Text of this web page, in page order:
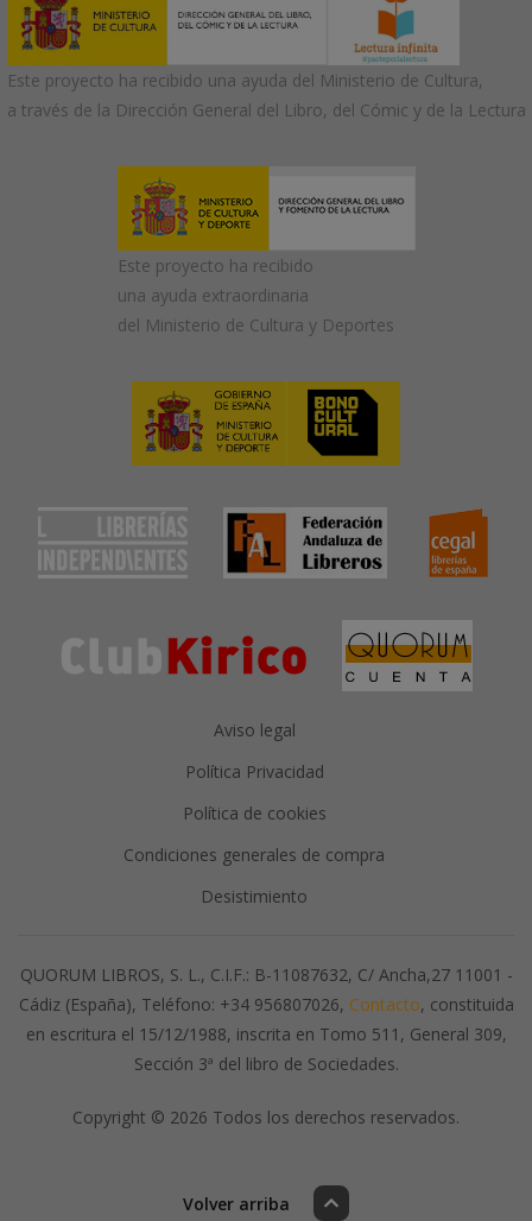
Este proyecto ha recibido una ayuda del Ministerio de Cultura,
a través de la Dirección General del Libro, del Cómic y de la Lectura
Este proyecto ha recibido
una ayuda extraordinaria
del Ministerio de Cultura y Deportes
Aviso legal
Política Privacidad
Política de cookies
Condiciones generales de compra
Desistimiento
QUORUM LIBROS, S. L., C.I.F.: B-11087632, C/ Ancha,27 11001 -
Cádiz (España), Teléfono: +34 956807026, Contacto, constituida
en escritura el 15/12/1988, inscrita en Tomo 511, General 309,
Sección 3ª del libro de Sociedades.
Copyright © 2026 Todos los derechos reservados.
Volver arriba